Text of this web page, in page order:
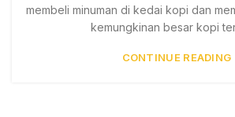
membeli minuman di kedai kopi dan
kemungkinan besar kopi
CONTINUE READING